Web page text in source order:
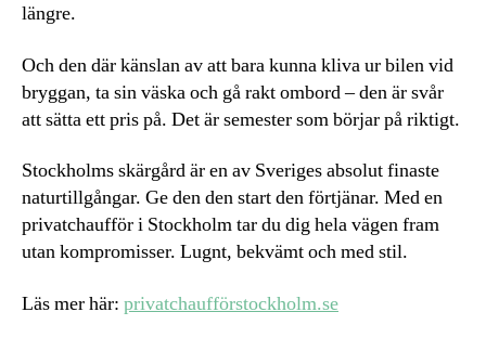
längre.
Och den där känslan av att bara kunna kliva ur bilen vid
bryggan, ta sin väska och gå rakt ombord – den är svår
att sätta ett pris på. Det är semester som börjar på riktigt.
Stockholms skärgård är en av Sveriges absolut finaste
naturtillgångar. Ge den den start den förtjänar. Med en
privatchaufför i Stockholm tar du dig hela vägen fram
utan kompromisser. Lugnt, bekvämt och med stil.
Läs mer här: privatchaufförstockholm.se